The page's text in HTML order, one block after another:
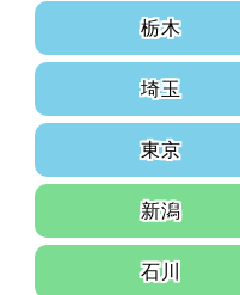
栃木
埼玉
東京
新潟
石川